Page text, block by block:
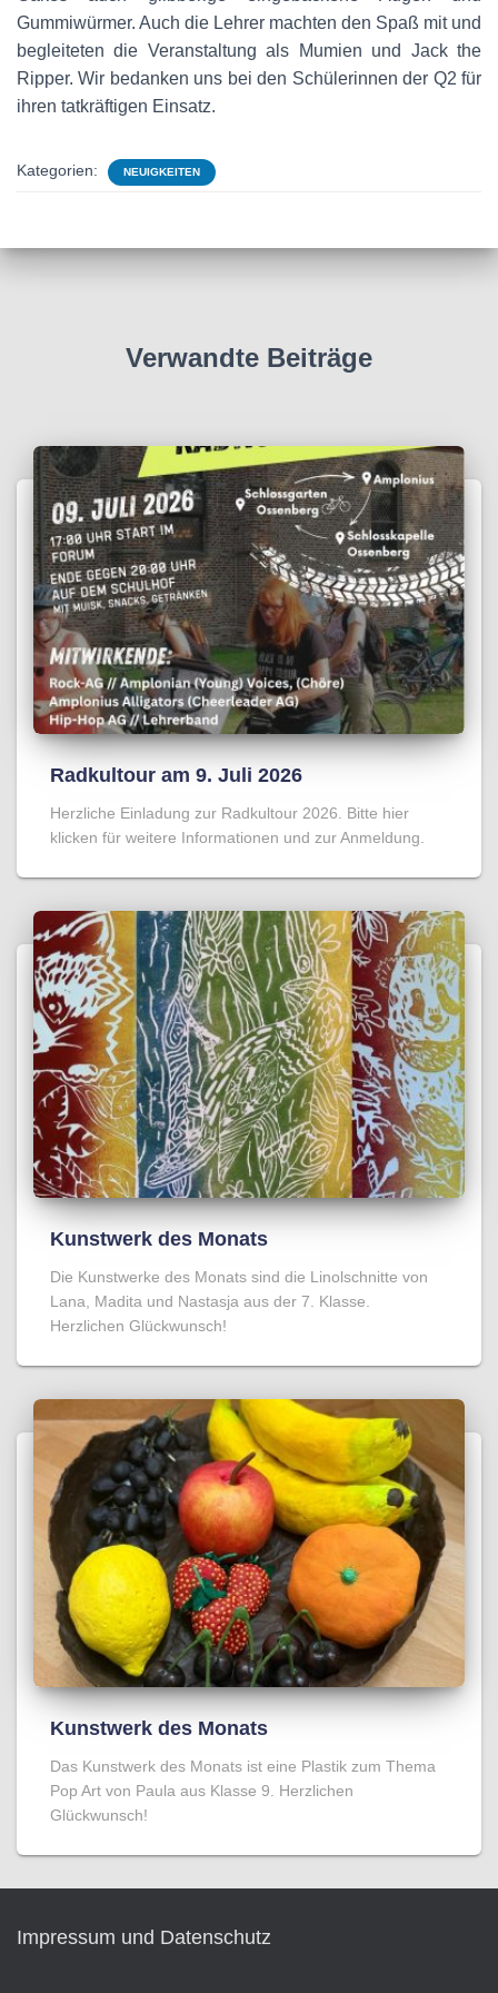
Gummiwürmer. Auch die Lehrer machten den Spaß mit und
begleiteten die Veranstaltung als Mumien und Jack the
Ripper. Wir bedanken uns bei den Schülerinnen der Q2 für
ihren tatkräftigen Einsatz.
Kategorien: NEUIGKEITEN
Verwandte Beiträge
Radkultour am 9. Juli 2026
Herzliche Einladung zur Radkultour 2026. Bitte hier
klicken für weitere Informationen und zur Anmeldung.
Kunstwerk des Monats
Die Kunstwerke des Monats sind die Linolschnitte von
Lana, Madita und Nastasja aus der 7. Klasse.
Herzlichen Glückwunsch!
Kunstwerk des Monats
Das Kunstwerk des Monats ist eine Plastik zum Thema
Pop Art von Paula aus Klasse 9. Herzlichen
Glückwunsch!
Impressum und Datenschutz